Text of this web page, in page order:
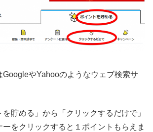
GoogleやYahooのようなウェブ検索サ
貯める」から「クリックするだけで」
ーをクリックすると１ポイントもらえま